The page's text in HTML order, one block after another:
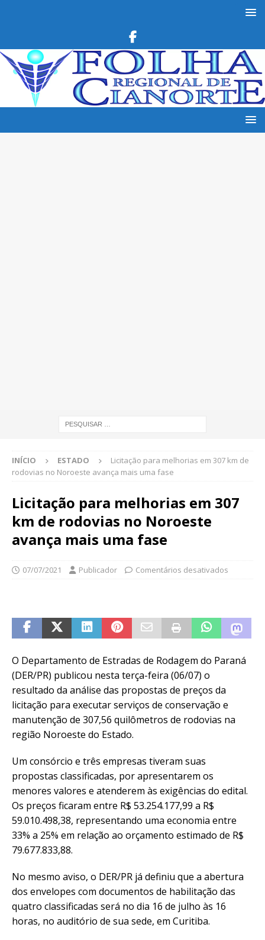
INÍCIO ESTADO
Licitação para melhorias em 307 km de
rodovias no Noroeste avança mais uma fase
Licitação para melhorias em 307
km de rodovias no Noroeste
avança mais uma fase
07/07/2021 Publicador Comentários desativados
O Departamento de Estradas de Rodagem do Paraná
(DER/PR) publicou nesta terça-feira (06/07) o
resultado da análise das propostas de preços da
licitação para executar serviços de conservação e
manutenção de 307,56 quilômetros de rodovias na
região Noroeste do Estado.
Um consórcio e três empresas tiveram suas
propostas classificadas, por apresentarem os
menores valores e atenderem às exigências do edital.
Os preços ficaram entre R$ 53.254.177,99 a R$
59.010.498,38, representando uma economia entre
33% a 25% em relação ao orçamento estimado de R$
79.677.833,88.
No mesmo aviso, o DER/PR já definiu que a abertura
dos envelopes com documentos de habilitação das
quatro classificadas será no dia 16 de julho às 16
horas, no auditório de sua sede, em Curitiba.